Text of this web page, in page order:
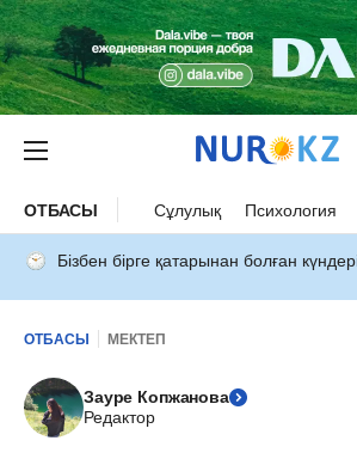
ОТБАСЫ Сұлулық Психология
Бізбен бірге қатарынан болған
ОТБАСЫ МЕКТЕП
Зауре Копжанова
Редактор